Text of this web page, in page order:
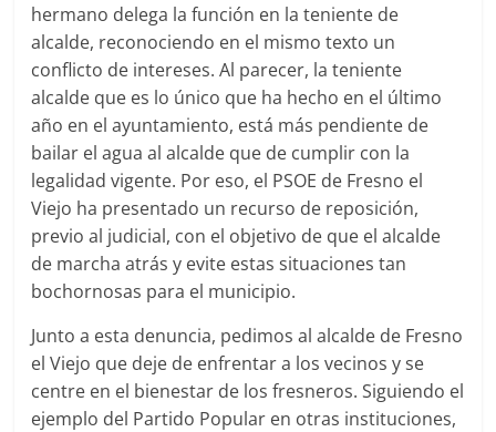
hermano delega la función en la teniente de
alcalde, reconociendo en el mismo texto un
conflicto de intereses. Al parecer, la teniente
alcalde que es lo único que ha hecho en el último
año en el ayuntamiento, está más pendiente de
bailar el agua al alcalde que de cumplir con la
legalidad vigente. Por eso, el PSOE de Fresno el
Viejo ha presentado un recurso de reposición,
previo al judicial, con el objetivo de que el alcalde
de marcha atrás y evite estas situaciones tan
bochornosas para el municipio.
Junto a esta denuncia, pedimos al alcalde de Fresno
el Viejo que deje de enfrentar a los vecinos y se
centre en el bienestar de los fresneros. Siguiendo el
ejemplo del Partido Popular en otras instituciones,